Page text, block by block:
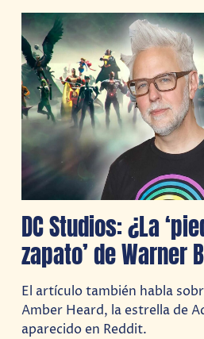
DC Studios: ¿La
zapato’ de Warner
El artículo también habla
Amber Heard, la estrella de
aparecido en Reddit.